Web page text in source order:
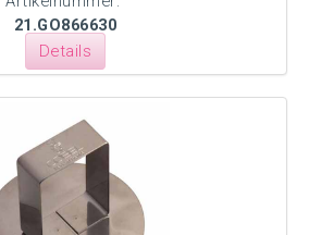
21.GO866630
Details